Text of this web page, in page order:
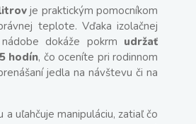
je praktickým pomocníkom
teplote. Vďaka izolačnej
dokáže pokrm udržať
hodín, čo oceníte pri rodinnom
jedla na návštevu či na
uľahčuje manipuláciu, zatiaľ čo